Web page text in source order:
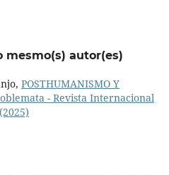
autor(es)
POSTHUMANISMO Y
- Revista Internacional